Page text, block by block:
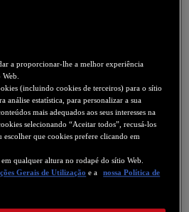
Pro
a proporcionar-lhe a melhor experiência
(incluindo cookies de terceiros) para o sítio
análise estatística, para personalizar a sua
mais adequados aos seus interesses na
selecionando “Aceitar todos”, recusá-los
escolher que cookies prefere clicando em
qualquer altura no rodapé do sítio Web.
Gerais de Utilização e a
nossa Política de